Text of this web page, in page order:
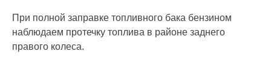
При полной заправке топливного бака бензином
наблюдаем протечку топлива в районе заднего
правого колеса.